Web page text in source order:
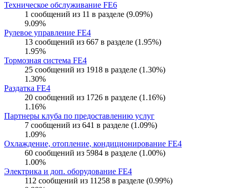
Техническое обслуживание FE6
1 сообщений из 11 в разделе (9.09%)
9.09%
Рулевое управление FE4
13 сообщений из 667 в разделе (1.95%)
1.95%
Тормозная система FE4
25 сообщений из 1918 в разделе (1.30%)
1.30%
Раздатка FE4
20 сообщений из 1726 в разделе (1.16%)
1.16%
Партнеры клуба по предоставлению услуг
7 сообщений из 641 в разделе (1.09%)
1.09%
Охлаждение, отопление, кондиционирование FE4
60 сообщений из 5984 в разделе (1.00%)
1.00%
Электрика и доп. оборудование FE4
112 сообщений из 11258 в разделе (0.99%)